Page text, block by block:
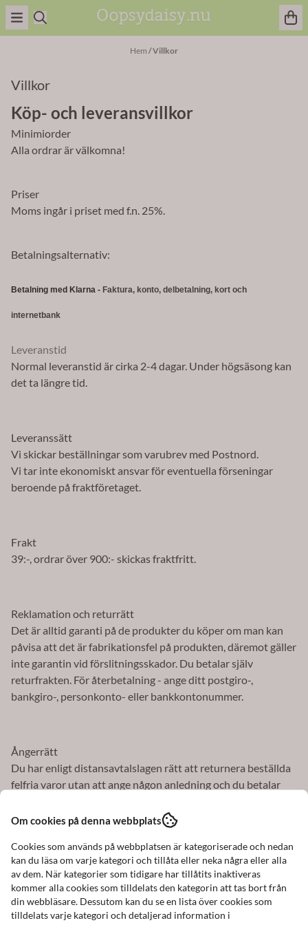
Hoppa till innehåll
Hem /Villkor
Villkor
Köp- och leveransvillkor
Minimiorder
Alla ordrar är välkomna!
Priser
Moms ingår i priset med f.n. 25%.
Betalningsalternativ:
Betalning med Klarna - Faktura, konto, delbetalning, kort och
internetbank
Leveranstid
Normal leveranstid är cirka 2-4 dagar. Under högsäsong kan
det ta längre tid.
Leveranssätt
Vi skickar beställningar som varubrev med Postnord.
Vi tar inte ekonomiskt ansvar för eventuella förseningar
beroende på fraktföretaget.
Frakt
39:-, ordrar över 900:- skickas fraktfritt.
Reklamation och returrätt
Det är alltid garanti på de produkter du köper om man kan
påvisa att det är fabrikationsfel på produkten, däremot gäller
inte garantin vid förslitningsskador. Du betalar själv
returfrakten. För återbetalning - ange ditt postgiro-,
bankgiro-, personkonto- eller bankkontonummer.
Ångerrätt
Du har enligt distansavtalslagen rätt att returnera beställda
felfria varor utan att ange någon anledning och du betalar
som möjligt, dock senast inom fjorton (14) dagar från det att
följer Konsumentverkets rekommendationer se:
Konsumentverket.se
Skador på paket och ej uthämtade paket
Om cookies på denna webbplats
Cookies som används på webbplatsen är kategoriserade och nedan
kan du läsa om varje kategori och tillåta eller neka några eller alla
av dem. När kategorier som tidigare har tillåtits inaktiveras
kommer alla cookies som tilldelats den kategorin att tas bort från
din webbläsare. Dessutom kan du se en lista över cookies som
tilldelats varje kategori och detaljerad information i